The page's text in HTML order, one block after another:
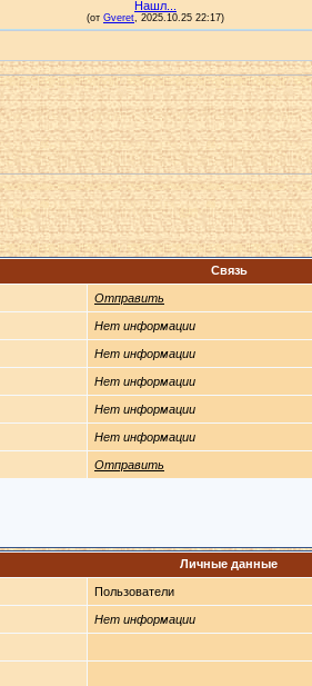
Связь
Отправить
Нет информации
Нет информации
Нет информации
Нет информации
Нет информации
Отправить
Личные данные
Пользователи
Нет информации